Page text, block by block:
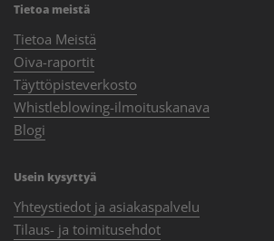
Tietoa meistä
Tietoa Meistä
Oiva-raportit
Täyttöpisteverkosto
Whistleblowing-ilmoituskanava
Blogi
Usein kysyttyä
Yhteystiedot ja asiakaspalvelu
Tilaus- ja toimitusehdot